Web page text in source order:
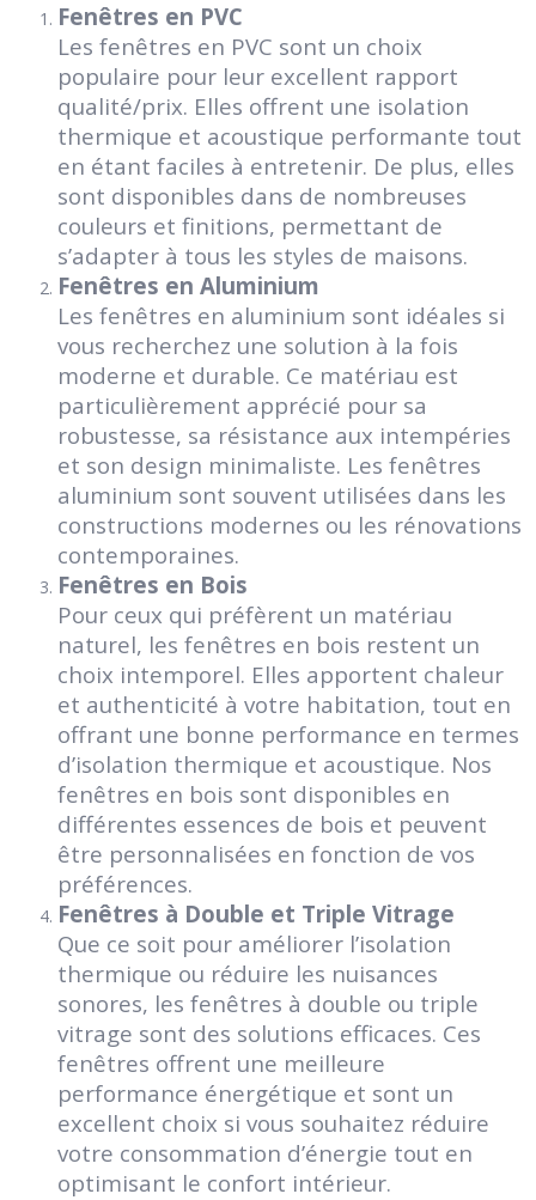
Fenêtres en PVC
Les fenêtres en PVC sont un choix
populaire pour leur excellent rapport
qualité/prix. Elles offrent une isolation
thermique et acoustique performante tout
en étant faciles à entretenir. De plus, elles
sont disponibles dans de nombreuses
couleurs et finitions, permettant de
s’adapter à tous les styles de maisons.
Fenêtres en Aluminium
Les fenêtres en aluminium sont idéales si
vous recherchez une solution à la fois
moderne et durable. Ce matériau est
particulièrement apprécié pour sa
robustesse, sa résistance aux intempéries
et son design minimaliste. Les fenêtres
aluminium sont souvent utilisées dans les
constructions modernes ou les rénovations
contemporaines.
Fenêtres en Bois
Pour ceux qui préfèrent un matériau
naturel, les fenêtres en bois restent un
choix intemporel. Elles apportent chaleur
et authenticité à votre habitation, tout en
offrant une bonne performance en termes
d’isolation thermique et acoustique. Nos
fenêtres en bois sont disponibles en
différentes essences de bois et peuvent
être personnalisées en fonction de vos
préférences.
Fenêtres à Double et Triple Vitrage
Que ce soit pour améliorer l’isolation
thermique ou réduire les nuisances
sonores, les fenêtres à double ou triple
vitrage sont des solutions efficaces. Ces
fenêtres offrent une meilleure
performance énergétique et sont un
excellent choix si vous souhaitez réduire
votre consommation d’énergie tout en
optimisant le confort intérieur.